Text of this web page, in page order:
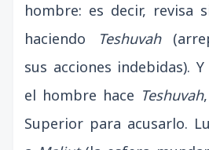
hombre: es decir, revisa
haciendo
Teshuvah
sus acciones indebidas).
el hombre hace Teshuvah
Superior para acusarlo.